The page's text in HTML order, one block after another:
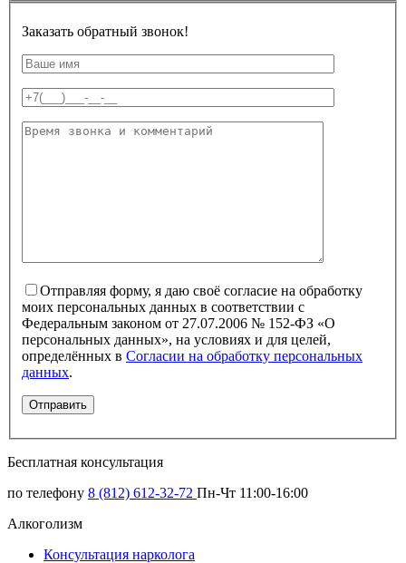
Заказать обратный звонок!
Отправляя форму, я даю своё согласие на обработку
моих персональных данных в соответствии с
Федеральным законом от 27.07.2006 № 152-ФЗ «О
персональных данных», на условиях и для целей,
определённых в Согласии на обработку персональных
данных.
Бесплатная консультация
по телефону 8 (812) 612-32-72 Пн-Чт 11:00-16:00
Алкоголизм
Консультация нарколога